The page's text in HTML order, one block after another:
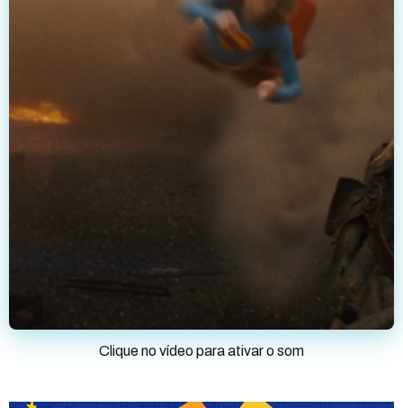
Clique no vídeo para ativar o som